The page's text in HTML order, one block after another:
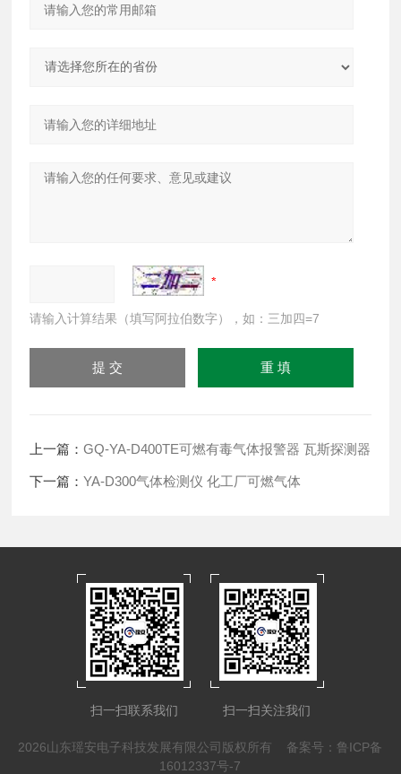
请输入计算结果（填写阿拉伯数字），如：三加四=7
上一篇：GQ-YA-D400TE可燃有毒气体报警器 瓦斯探测器
下一篇：YA-D300气体检测仪 化工厂可燃气体
扫一扫联系我们 扫一扫关注我们
2026山东瑶安电子科技发展有限公司版权所有 备案号：鲁ICP备
16012337号-7